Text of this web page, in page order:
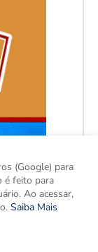
(Google) para
é feito para
Ao acessar,
Saiba Mais